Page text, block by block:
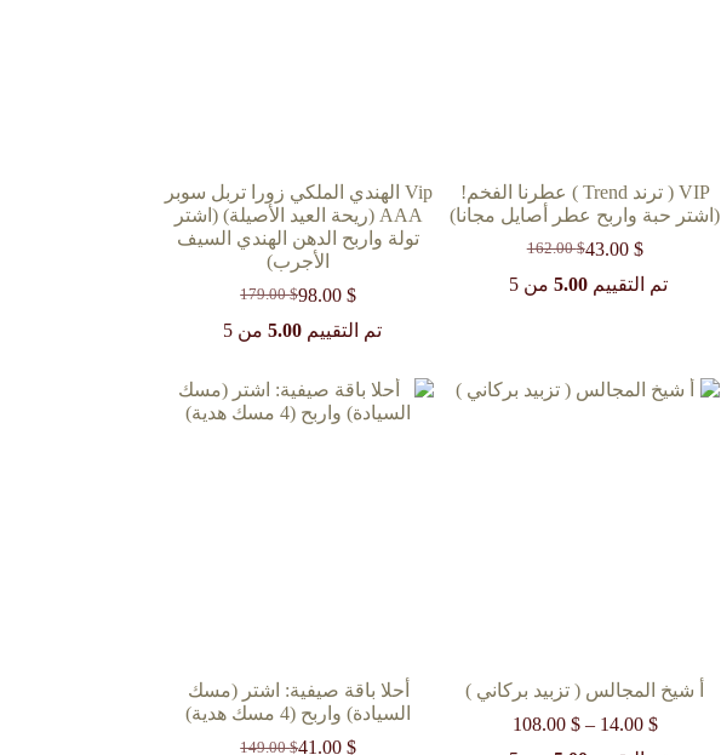
VIP ( ترند Trend ) عطرنا الفخم!
(اشتر حبة واربح عطر أصايل مجانا)
162.00$
السعر
الأصلي
43.00 $
السعر
الحالي تم التقييم 5.00من 5
Vip الهندي الملكي زورا تربل سوبر
AAA (ريحة العيد الأصيلة) (اشتر
تولة واربح الدهن الهندي السيف
الأجرب)
179.00$
السعر
الأصلي
98.00$
السعر
الحاليتم التقييم5.00 من 5
أ شيخ المجالس ( تزبيد بركاني )
14.00 $
–
108.00 $
أحلا باقة صيفية: اشتر (مسك
السيادة) واربح (4 مسك هدية)
149.00$41.00$